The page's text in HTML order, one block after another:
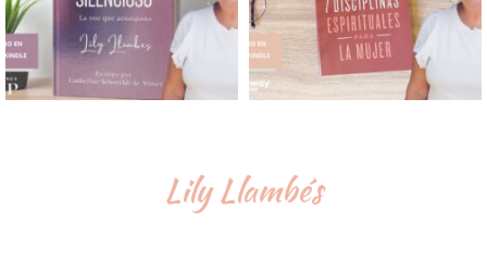
Lily Llambés